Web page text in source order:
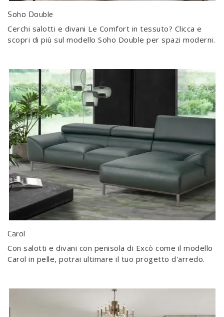
Soho Double
Cerchi salotti e divani Le Comfort in tessuto? Clicca e
scopri di più sul modello Soho Double per spazi moderni.
Carol
Con salotti e divani con penisola di Excò come il modello
Carol in pelle, potrai ultimare il tuo progetto d'arredo.